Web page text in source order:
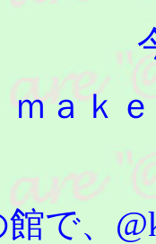
ｍａｋ
で、